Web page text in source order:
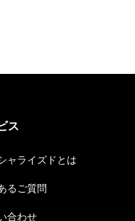
ス
ャライズドとは
るご質問
合わせ